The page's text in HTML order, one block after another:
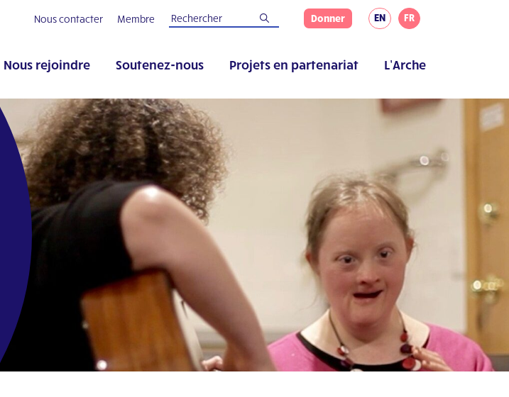
Nous contacter Membre Donner EN FR
Nous rejoindre Soutenez-nous Projets en partenariat L’Arche